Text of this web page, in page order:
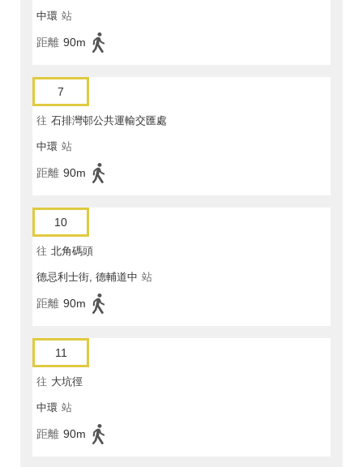
中環 站
距離 90m
7
往 石排灣邨公共運輸交匯處
中環 站
距離 90m
10
往 北角碼頭
德忌利士街, 德輔道中 站
距離 90m
11
往 大坑徑
中環 站
距離 90m